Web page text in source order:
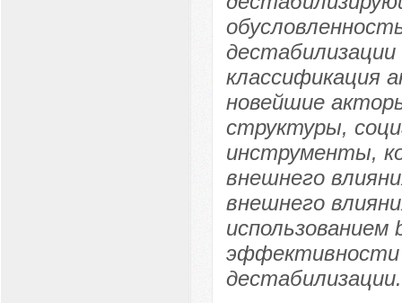
классификация
новейшие
структуры,
инструменты,
внешнего
внешнего
эффективности
дестабилизации.